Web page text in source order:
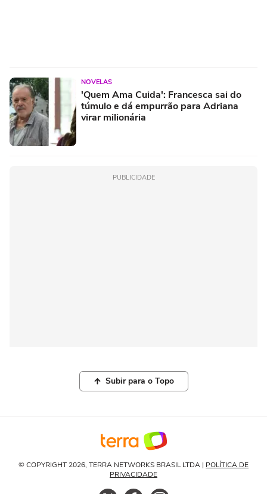
NOVELAS
'Quem Ama Cuida': Francesca sai do
túmulo e dá empurrão para Adriana
virar milionária
PUBLICIDADE
Subir para o Topo
© COPYRIGHT 2026, TERRA NETWORKS BRASIL LTDA | POLÍTICA DE
PRIVACIDADE